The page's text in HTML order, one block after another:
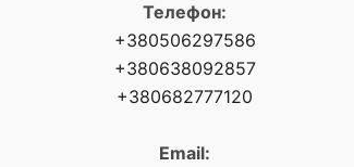
Телефон:
+380506297586
+380638092857
+380682777120
Email: